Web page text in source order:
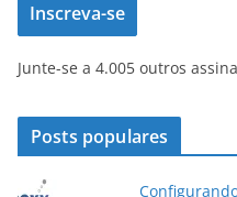
e
ç
d
e
Inscreva-se
Junte-se a 4.005 outros
Posts populares